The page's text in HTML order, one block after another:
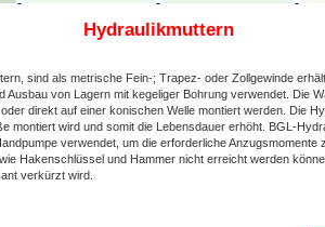
Hydraulikmuttern
sind als metrische Fein-; Trapez- oder Zollgewinde
Ausbau von Lagern mit kegeliger Bohrung verwendet. Die
direkt auf einer konischen Welle montiert werden. Die
montiert wird und somit die Lebensdauer erhöht. BGL-
verwendet, um die erforderliche Anzugsmomente
Hakenschlüssel und Hammer nicht erreicht werden
verkürzt wird.